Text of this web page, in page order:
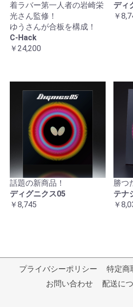
着ラバー第一人者の岩崎栄
光さん監修！
ゆうさんが合板を構成！
C-Hack
￥24,200
ディ
￥
話題の新商品！
ディグニクス05
￥8,745
勝つ
テナ
￥
プライバシーポリシー
特定商
お問い合わせ
配送に